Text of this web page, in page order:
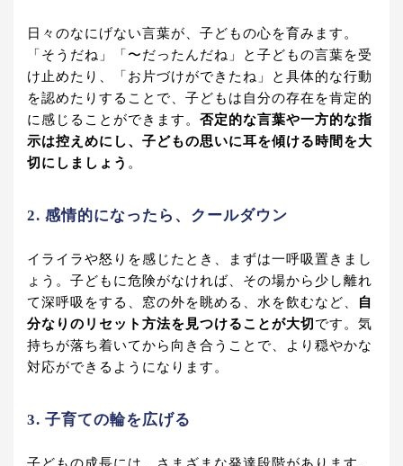
日々のなにげない言葉が、子どもの心を育みます。
「そうだね」「〜だったんだね」と子どもの言葉を受
け止めたり、「お片づけができたね」と具体的な行動
を認めたりすることで、子どもは自分の存在を肯定的
に感じることができます。 否定的な言葉や一方的な指
示は控えめにし、子どもの思いに耳を傾ける時間を大
切にしましょう 。
2. 感情的になったら、クールダウン
イライラや怒りを感じたとき、まずは一呼吸置きまし
ょう。子どもに危険がなければ、その場から少し離れ
て深呼吸をする、窓の外を眺める、水を飲むなど、
自
分なりのリセット方法を見つけることが大切 です。気
持ちが落ち着いてから向き合うことで、より穏やかな
対応ができるようになります。
3. 子育ての輪を広げる